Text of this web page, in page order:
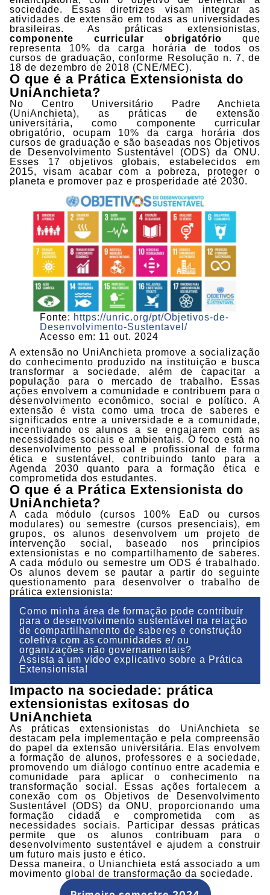
sociedade. Essas diretrizes visam integrar as
atividades de extensão em todas as universidades
brasileiras. As práticas extensionistas,
componente curricular obrigatório que
representa 10% da carga horária de todos os
cursos de graduação, conforme Resolução n. 7, de
18 de dezembro de 2018 (CNE/MEC).
O que é a Prática Extensionista do
UniAnchieta?
No Centro Universitário Padre Anchieta
(UniAnchieta), as práticas de extensão
universitária, como componente curricular
obrigatório, ocupam 10% da carga horária dos
cursos de graduação e são baseadas nos Objetivos
de Desenvolvimento Sustentável (ODS) da ONU.
Esses 17 objetivos globais, estabelecidos em
2015, visam acabar com a pobreza, proteger o
planeta e promover paz e prosperidade até 2030.
Fonte: https://unric.org/pt/Objetivos-de-
Desenvolvimento-Sustentavel/
Acesso em: 11 out. 2024
A extensão no UniAnchieta promove a socialização
do conhecimento produzido na instituição e busca
transformar a sociedade, além de capacitar a
população para o mercado de trabalho. Essas
ações envolvem a comunidade e contribuem para o
desenvolvimento econômico, social e político. A
extensão é vista como uma troca de saberes e
significados entre a universidade e a comunidade,
incentivando os alunos a se engajarem com as
necessidades sociais e ambientais. O foco está no
desenvolvimento pessoal e profissional de forma
ética e sustentável, contribuindo tanto para a
Agenda 2030 quanto para a formação ética e
comprometida dos estudantes.
O que é a Prática Extensionista do
UniAnchieta?
A cada módulo (cursos 100% EaD ou cursos
modulares) ou semestre (cursos presenciais), em
grupos, os alunos desenvolvem um projeto de
intervenção social, baseado nos princípios
extensionistas e no compartilhamento de saberes.
A cada módulo ou semestre um ODS é trabalhado.
Os alunos devem se pautar a partir do seguinte
questionamento para desenvolver o trabalho de
prática extensionista:
Como minha área de formação pode contribuir
para o desenvolvimento sustentável na relação
de compartilhamento de saberes e construção
coletiva com as comunidades e/ ou
organizações não governamentais?
Assista a um vídeo explicativo sobre a Prática
Extensionista!
Impacto na sociedade: prática
extensionistas exitosas do
UniAnchieta
As práticas extensionistas do UniAnchieta se
destacam pela implementação e pela compreensão
do papel da extensão universitária. Elas envolvem
a formação de alunos, professores e a sociedade,
promovendo um diálogo contínuo entre academia e
comunidade para aplicar o conhecimento na
transformação social. Essas ações fortalecem a
conexão com os Objetivos de Desenvolvimento
Sustentável (ODS) da ONU, proporcionando uma
formação cidadã e comprometida com as
necessidades sociais. Participar dessas práticas
permite que os alunos contribuam para o
desenvolvimento sustentável e ajudem a construir
um futuro mais justo e ético.
Dessa maneira, o Unianchieta está associado a um
movimento global de transformação da sociedade.